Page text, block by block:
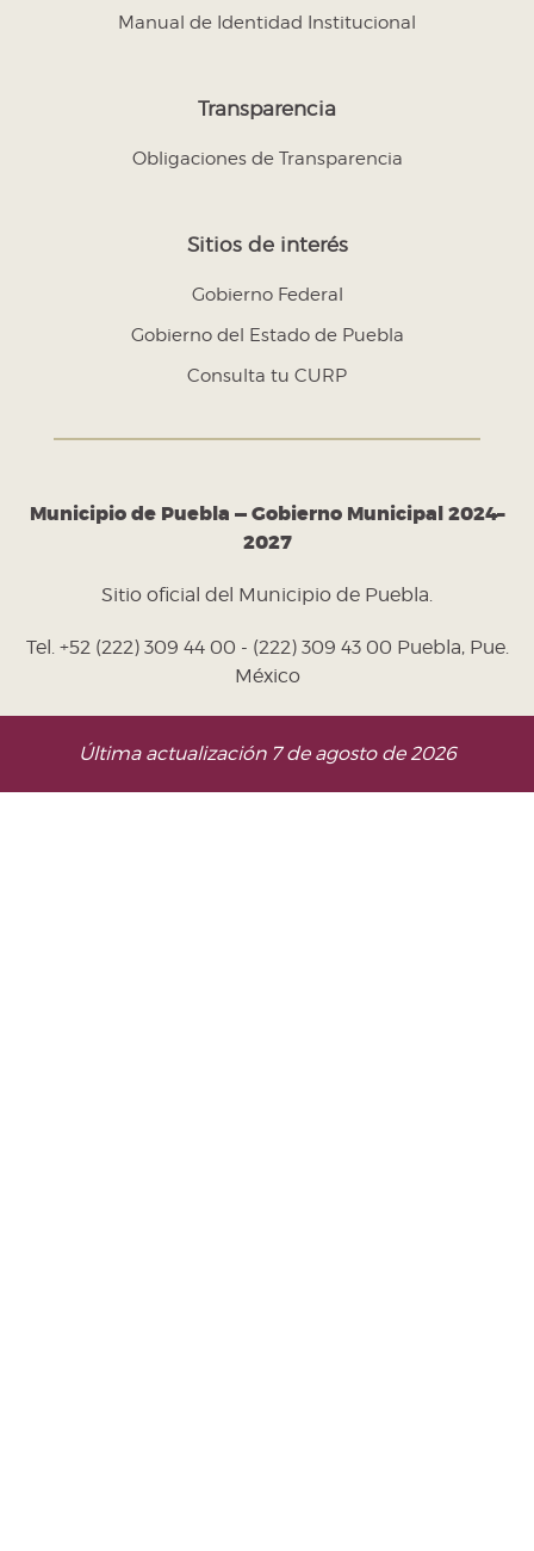
Manual de Identidad Institucional
Transparencia
Obligaciones de Transparencia
Sitios de interés
Gobierno Federal
Gobierno del Estado de Puebla
Consulta tu CURP
Municipio de Puebla — Gobierno Municipal 2024–
2027
Sitio oficial del Municipio de Puebla.
Tel. +52 (222) 309 44 00 - (222) 309 43 00 Puebla, Pue.
México
Última actualización 7 de agosto de 2026